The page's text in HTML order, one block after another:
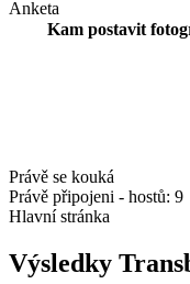
Anketa
Kam postavit
Právě se kouká
Právě připojeni - hostů: 9
Hlavní stránka
Výsledky